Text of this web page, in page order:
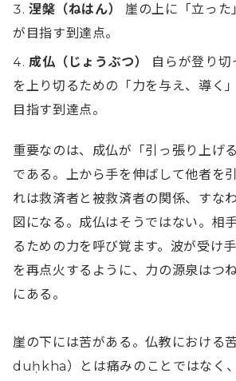
涅槃（ねはん）
崖の上に「立っ
が目指す到達点。
成仏（じょうぶつ） 自らが登り切
を上り切るための「力を与え、導く
目指す到達点。
重要なのは、成仏が「引っ張り上げ
である。上から手を伸ばして他者を
れは救済者と被救済者の関係、すな
図になる。成仏はそうではない。相
るための力を呼び覚ます。波が受け
を再点火するように、力の源泉はつ
にある。
崖の下には苦がある。仏教における
duḥkha）とは痛みのことではなく